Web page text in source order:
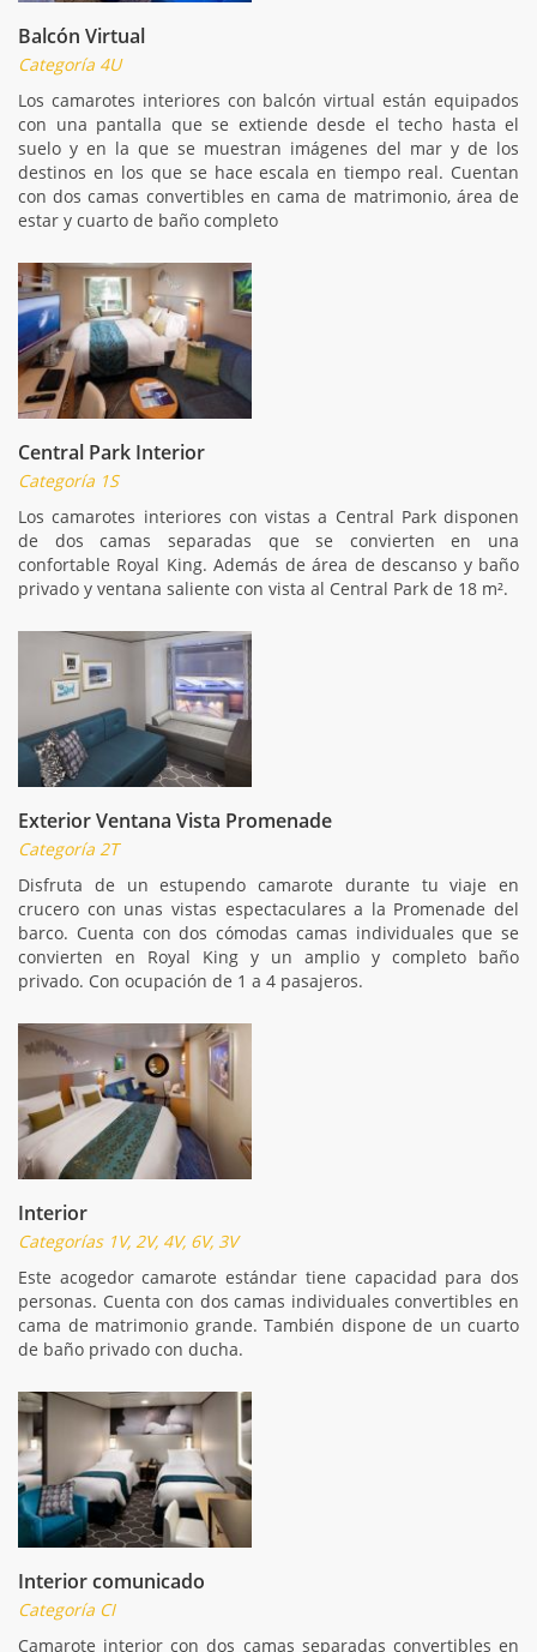
Balcón Virtual
Categoría 4U
Los camarotes interiores con balcón virtual están equipados
con una pantalla que se extiende desde el techo hasta el
suelo y en la que se muestran imágenes del mar y de los
destinos en los que se hace escala en tiempo real. Cuentan
con dos camas convertibles en cama de matrimonio, área de
estar y cuarto de baño completo
Central Park Interior
Categoría 1S
Los camarotes interiores con vistas a Central Park disponen
de dos camas separadas que se convierten en una
confortable Royal King. Además de área de descanso y baño
privado y ventana saliente con vista al Central Park de 18 m².
Exterior Ventana Vista Promenade
Categoría 2T
Disfruta de un estupendo camarote durante tu viaje en
crucero con unas vistas espectaculares a la Promenade del
barco. Cuenta con dos cómodas camas individuales que se
convierten en Royal King y un amplio y completo baño
privado. Con ocupación de 1 a 4 pasajeros.
Interior
Categorías 1V, 2V, 4V, 6V, 3V
Este acogedor camarote estándar tiene capacidad para dos
personas. Cuenta con dos camas individuales convertibles en
cama de matrimonio grande. También dispone de un cuarto
de baño privado con ducha.
Interior comunicado
Categoría CI
Camarote interior con dos camas separadas convertibles en